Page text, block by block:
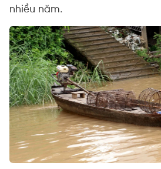
nhiều năm.